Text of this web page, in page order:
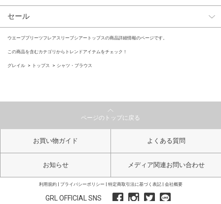
セール
ウエーブプリーツフレアスリーブシアートップスの商品詳細情報のページです。
この商品を含むカテゴリからトレンドアイテムをチェック！
グレイル トップス シャツ・ブラウス
ページのトップに戻る
お買い物ガイド よくある質問
お知らせ メディア関連お問い合わせ
利用規約 プライバシーポリシー 特定商取引法に基づく表記 会社概要
GRL OFFICIAL SNS